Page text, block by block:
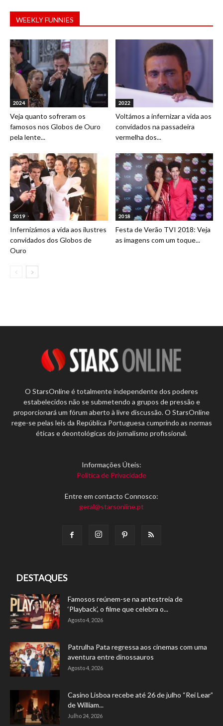
WEEKLY FUNNIES
2024
Veja quanto sofreram os
famosos nos Globos de Ouro
pela lente...
2022
Voltámos a infernizar a vida aos
convidados na passadeira
vermelha dos...
2019
Infernizámos a vida aos ilustres
convidados dos Globos de
Ouro
2018
Festa de Verão TVI 2018: Veja
as imagens com um toque...
O StarsOnline é totalmente independente dos poderes
estabelecidos não se submetendo a grupos de pressão e
proporcionará um fórum aberto à livre discussão. O StarsOnline
rege-se pelas leis da República Portuguesa cumprindo as normas
éticas e deontológicas do jornalismo profissional.
Informações Úteis:
Política de Privacidade
Entre em contacto Connosco:
geral@starsonline.pt
DESTAQUES
Famosos reúnem-se na antestreia de
‘Playback’, o filme que celebra o...
Agosto 4, 2026
Patrulha Pata regressa aos cinemas com uma
aventura entre dinossauros
Agosto 4, 2026
Casino Lisboa recebe até 26 de julho “Rei Lear”
de William...
Julho 24, 2026